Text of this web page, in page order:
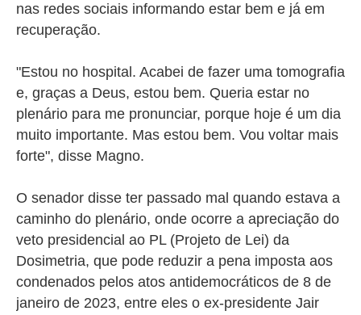
nas redes sociais informando estar bem e já em
recuperação.
"Estou no hospital. Acabei de fazer uma tomografia
e, graças a Deus, estou bem. Queria estar no
plenário para me pronunciar, porque hoje é um dia
muito importante. Mas estou bem. Vou voltar mais
forte", disse Magno.
O senador disse ter passado mal quando estava a
caminho do plenário, onde ocorre a apreciação do
veto presidencial ao PL (Projeto de Lei) da
Dosimetria, que pode reduzir a pena imposta aos
condenados pelos atos antidemocráticos de 8 de
janeiro de 2023, entre eles o ex-presidente Jair